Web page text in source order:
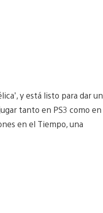
y está listo para dar un
tanto en PS3 como en
en el Tiempo, una